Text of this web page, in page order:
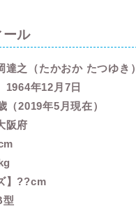
ール
達之（たかおか たつゆき）
1964年12月7日
（2019年5月現在）
阪府
】??cm
型